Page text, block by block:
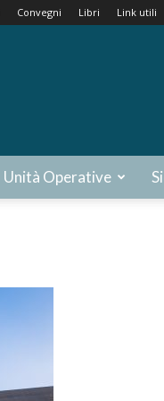
Convegni Libri Link utili
Unità Operative